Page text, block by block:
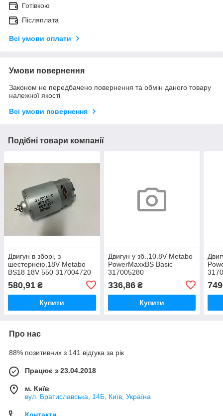
Готівкою
Післяплата
Всі умови оплати
Умови повернення
Законом не передбачено повернення та обмін даного товару
належної якості
Всі умови повернення
Подібні товари компанії
Двигун в зборі, з
шестернею,18V Metabo
BS18 18V 550 317004720
580,91 ₴
Купити
Двигун у зб.,10.8V Metabo
PowerMaxxBS Basic
317005280
336,86₴
Купити
Про нас
88% позитивних з 141 відгука за рік
Працює з 23.04.2018
м. Київ
вул. Братиславська, 14Б, Київ, Україна